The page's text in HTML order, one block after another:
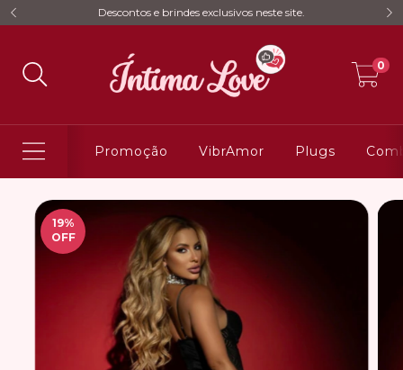
Descontos e brindes exclusivos neste site.
0
Promoção VibrAmor Plugs
19%
OFF